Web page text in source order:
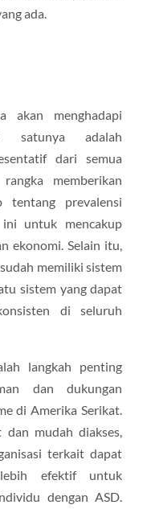
ada.
akan menghadapi
satunya adalah
dari semua
memberikan
tentang prevalensi
untuk mencakup
ekonomi. Selain itu,
memiliki sistem
sistem yang dapat
di seluruh
langkah penting
dan dukungan
di Amerika Serikat.
mudah diakses,
terkait dapat
efektif untuk
dengan ASD.